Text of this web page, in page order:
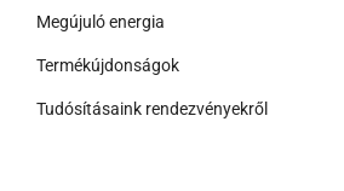
Megújuló energia
Termékújdonságok
Tudósításaink rendezvényekről